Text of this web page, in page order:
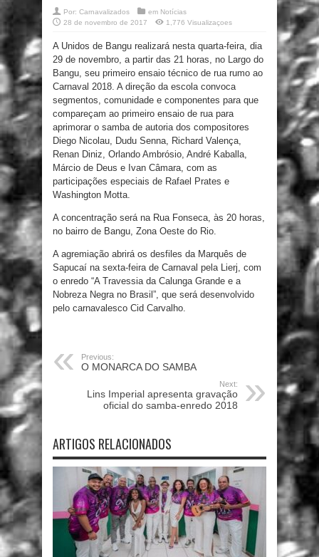
Por: Carnavalizados em Notícias
28 de novembro de 2017
1,776 Visualizaçoes
A Unidos de Bangu realizará nesta quarta-feira, dia
29 de novembro, a partir das 21 horas, no Largo do
Bangu, seu primeiro ensaio técnico de rua rumo ao
Carnaval 2018. A direção da escola convoca
segmentos, comunidade e componentes para que
compareçam ao primeiro ensaio de rua para
aprimorar o samba de autoria dos compositores
Diego Nicolau, Dudu Senna, Richard Valença,
Renan Diniz, Orlando Ambrósio, André Kaballa,
Márcio de Deus e Ivan Câmara, com as
participações especiais de Rafael Prates e
Washington Motta.
A concentração será na Rua Fonseca, às 20 horas,
no bairro de Bangu, Zona Oeste do Rio.
A agremiação abrirá os desfiles da Marquês de
Sapucaí na sexta-feira de Carnaval pela Lierj, com
o enredo “A Travessia da Calunga Grande e a
Nobreza Negra no Brasil”, que será desenvolvido
pelo carnavalesco Cid Carvalho.
Previous:
O MONARCA DO SAMBA
Next:
Lins Imperial apresenta gravação
oficial do samba-enredo 2018
ARTIGOS RELACIONADOS